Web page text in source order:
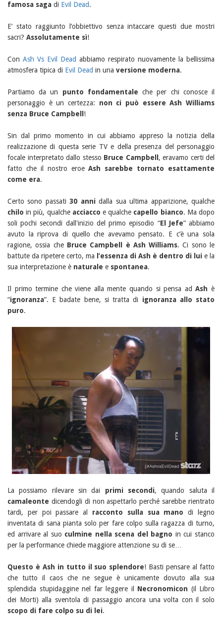
famosa saga di Evil Dead.
E’ stato raggiunto l’obbiettivo senza intaccare questi due mostri
sacri? Assolutamente sì!
Con Ash Vs Evil Dead abbiamo respirato nuovamente la bellissima
atmosfera tipica di Evil Dead in una versione moderna.
Partiamo da un punto fondamentale che per chi conosce il
personaggio è un certezza: non ci può essere Ash Williams
senza Bruce Campbell !
Sin dal primo momento in cui abbiamo appreso la notizia della
realizzazione di questa serie TV e della presenza del personaggio
focale interpretato dallo stesso Bruce Campbell , eravamo certi del
fatto che il nostro eroeAsh sarebbe tornato esattamente
come era.
Certo sono passati30 annidalla sua ultima apparizione, qualche
chilo in più, qualche acciacco e qualche capello bianco. Ma dopo
soli pochi secondi dall'inizio del primo episodio “El Jefe” abbiamo
avuto la riprova di quello che avevamo pensato. E c’è una sola
ragione, ossia che Bruce Campbell è Ash Williams. Ci sono le
battute da ripetere certo, ma l’essenza di Ash è dentro di lui e la
sua interpretazione è naturale e spontanea.
Il primo termine che viene alla mente quando si pensa adAsh è
“ignoranza”. E badate bene, si tratta di ignoranza allo stato
puro.
La possiamo rilevare sin dai primi secondi, quando saluta il
camaleonte dicendogli di non aspettarlo perché sarebbe rientrato
tardi, per poi passare al racconto sulla sua mano di legno
inventata di sana pianta solo per fare colpo sulla ragazza di turno,
ed arrivare al suo culmine nella scena del bagno in cui stanco
per la performance chiede maggiore attenzione su di se…
Questo è Ash in tutto il suo splendore! Basti pensare al fatto
che tutto il caos che ne segue è unicamente dovuto alla sua
splendida stupidaggine nel far leggere il Necronomicon (il Libro
dei Morti) alla sventola di passaggio ancora una volta con il solo
scopo di fare colpo su di lei.